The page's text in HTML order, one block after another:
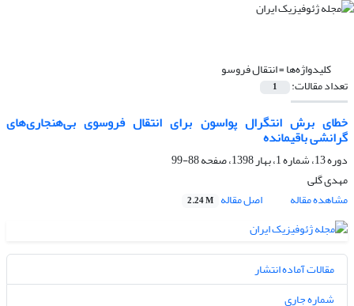
کلیدواژه‌ها =انتقال فروسو
تعداد مقالات: 1
خطای برش انتگرال پواسون برای انتقال فروسوی بی‌هنجاری‌های
گرانشی باقیمانده
دوره 13، شماره 1، بهار 1398، صفحه
88-99
مهدی گلی
مشاهده مقاله
اصل مقاله 2.24 M
مقالات آماده انتشار
شماره جاری